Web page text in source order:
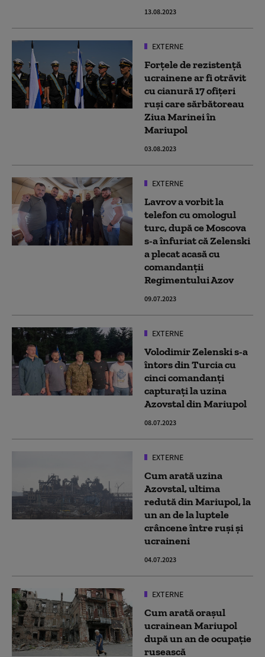
13.08.2023
EXTERNE
Forțele de rezistență
ucrainene ar fi otrăvit
cu cianură 17 ofițeri
ruși care sărbătoreau
Ziua Marinei în
Mariupol
03.08.2023
EXTERNE
Lavrov a vorbit la
telefon cu omologul
turc, după ce Moscova
s-a înfuriat că Zelenski
a plecat acasă cu
comandanții
Regimentului Azov
09.07.2023
EXTERNE
Volodimir Zelenski s-a
întors din Turcia cu
cinci comandanți
capturați la uzina
Azovstal din Mariupol
08.07.2023
EXTERNE
Cum arată uzina
Azovstal, ultima
redută din Mariupol, la
un an de la luptele
crâncene între ruși și
ucraineni
04.07.2023
EXTERNE
Cum arată orașul
ucrainean Mariupol
după un an de ocupație
rusească